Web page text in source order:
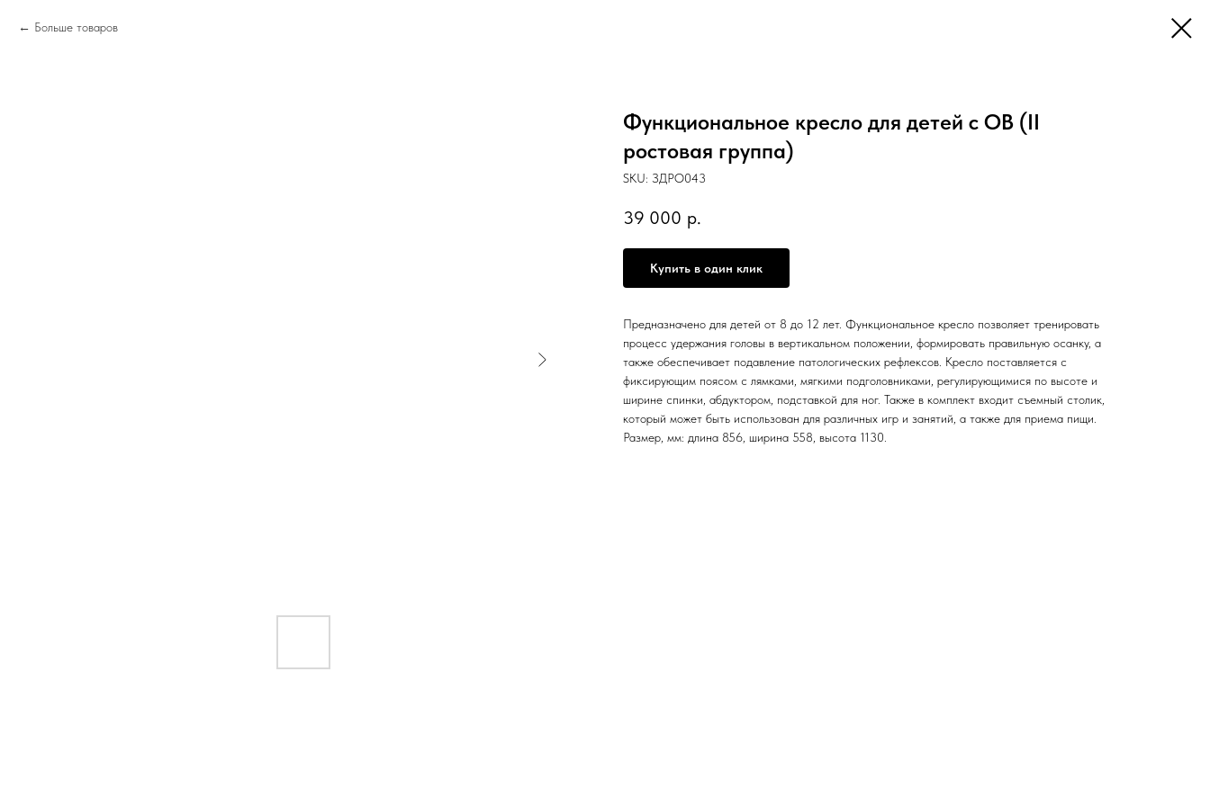
Больше товаров
Функциональное кресло для детей с ОВ (II
ростовая группа)
SKU: ЗДРО043
39 000 р.
Купить в один клик
Предназначено для детей от 8 до 12 лет. Функциональное кресло позволяет тренировать
процесс удержания головы в вертикальном положении, формировать правильную осанку, а
также обеспечивает подавление патологических рефлексов. Кресло поставляется с
фиксирующим поясом с лямками, мягкими подголовниками, регулирующимися по высоте и
ширине спинки, абдуктором, подставкой для ног. Также в комплект входит съемный столик,
который может быть использован для различных игр и занятий, а также для приема пищи.
Размер, мм: длина 856, ширина 558, высота 1130.